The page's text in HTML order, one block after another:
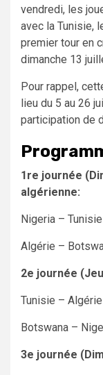
vendredi, les
avec la Tunisie,
premier tour en
dimanche 13
Pour rappel,
lieu du 5 au 26
participation de
1re journée
algérienne:
Nigeria –
Algérie –
2e journée
Tunisie –
Botswana –
3e journée